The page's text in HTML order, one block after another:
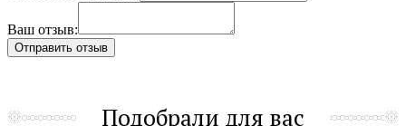
Ваш отзыв:
Подобрали для вас